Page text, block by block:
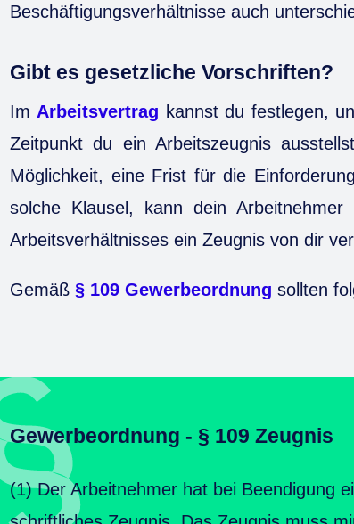
Beschäftigungsverhältnisse auch
Gibt es gesetzliche Vorschriften?
Im Arbeitsvertrag kannst du festlegen,
Zeitpunkt du ein Arbeitszeugnis
Möglichkeit, eine Frist für die
solche Klausel, kann dein
Arbeitsverhältnisses ein Zeugnis von dir
Gemäß § 109 Gewerbeordnung sollten
Gewerbeordnung - § 109 Zeugnis
(1) Der Arbeitnehmer hat bei Beendigung